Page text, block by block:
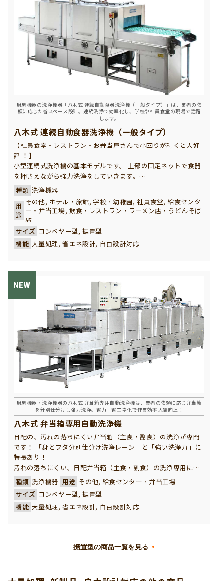
厨房機器の洗浄機器「八木式 連続自動食器洗浄機（一般タイプ）」は、業者の依
頼に応じた省スペース設計。連続洗浄で効率化し、学校や社員食堂の現場で活躍
します。
八木式 連続自動食器洗浄機（一般タイプ）
【社員食堂・レストラン・お弁当屋さんで小回りが利くと大好
評 ！】
小型連続式洗浄機の基本モデルです。 上部の固定ネットで食器
を押さえながら強力洗浄をしていきます。
コンパクトで小回りが利く設計となっています。 中規模の学校
給食や給食センター、ホテル、旅館、社員食堂様に最適の洗浄
機です。
種類 洗浄機器
用
途
その他, ホテル・旅館, 学校・幼稚園, 社員食堂, 給食センタ
ー・弁当工場, 飲食・レストラン・ラーメン店・うどんそば
店
サイズ コンベヤー型, 据置型
機能 大量処理, 省エネ設計, 自由設計対応
厨房機器・洗浄機器の八木式 弁当箱専用自動洗浄機は、業者の依頼に応じ弁当箱
を分別仕分けし強力洗浄。省力・省エネ化で作業効率大幅向上！
八木式 弁当箱専用自動洗浄機
日配の、汚れの落ちにくい弁当箱（主食・副食）の洗浄が専門
です！ 「身とフタ分別仕分け洗浄レーン」と「強い洗浄力」に
特長あり！
汚れの落ちにくい、日配弁当箱（主食・副食）の洗浄専用に開
発された洗浄機です。 給食センターや弁当給食で御使用される
弁当箱を、より清潔に、素早く、大量に、且つ効率的に洗浄で
きるお客様に欠かせない強い味方です。
汚れ落ちが抜群で、美味しいお弁当を一層引き立てるカラッと
ます。並べたまま強力に洗浄しますので、出口部で弁当箱を種
種類 洗浄機器 用途 その他, 給食センター・弁当工場
サイズ コンベヤー型, 据置型
機能 大量処理, 省エネ設計, 自由設計対応
据置型の商品一覧を見る